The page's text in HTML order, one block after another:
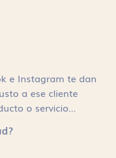
e Instagram te dan
a ese cliente
o servicio…